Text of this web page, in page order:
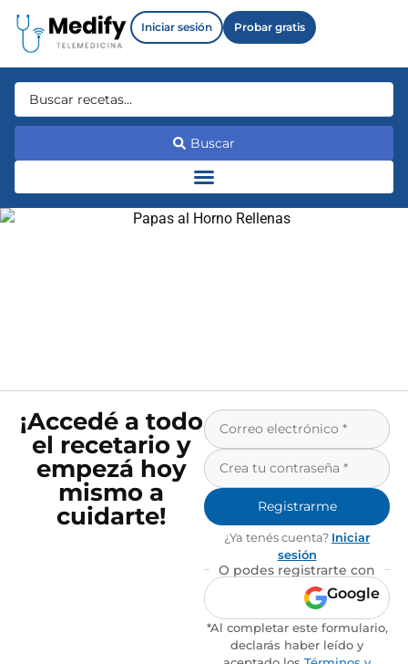
Iniciar sesión Probar gratis
Buscar
¡Accedé a todo
el recetario y
empezá hoy
mismo a
cuidarte!
Registrarme
¿Ya tenés cuenta? Iniciar
sesión
O podes registrarte con
Google
*Al completar este formulario,
declarás haber leído y